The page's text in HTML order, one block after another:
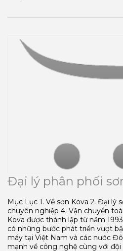
Đại lý phân phối
Mục Lục 1. Về sơn Kova 2. Đại lý
chuyên nghiệp 4. Vận chuyển
Kova được thành lập từ năm
có những bước phát triển vượt
máy tại Việt Nam và các nước
mạnh về công nghệ cùng với đội